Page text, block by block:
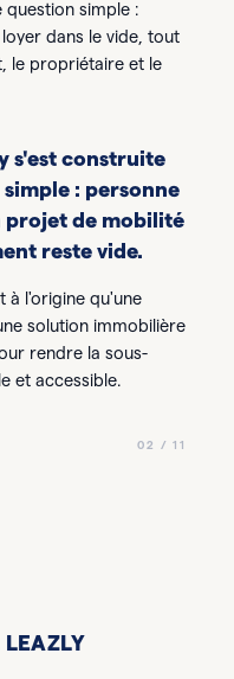
question simple :
dans le vide, tout
le propriétaire et le
s'est construite
: personne
projet de mobilité
reste vide.
à l'origine qu'une
solution immobilière
rendre la sous-
et accessible.
02 / 11
LEAZLY